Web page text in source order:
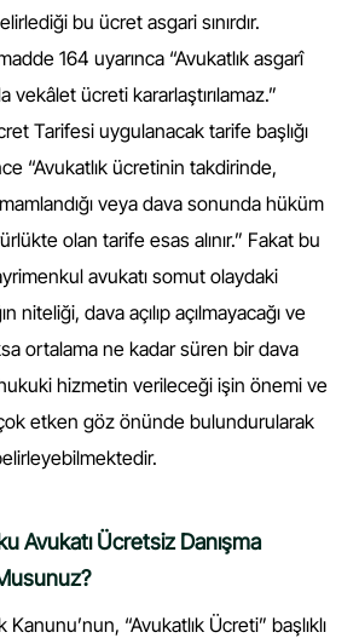
bu ücret asgari sınırdır.
164 uyarınca “Avukatlık asgarî
vekâlet ücreti kararlaştırılamaz.”
Tarifesi uygulanacak tarife başlığı
“Avukatlık ücretinin takdirinde,
veya dava sonunda hüküm
olan tarife esas alınır.” Fakat bu
avukatı somut olaydaki
niteliği, dava açılıp açılmayacağı ve
ortalama ne kadar süren bir dava
hizmetin verileceği işin önemi ve
etken göz önünde bulundurularak
Avukatı Ücretsiz Danışma
Kanunu’nun, “Avukatlık Ücreti” başlıklı